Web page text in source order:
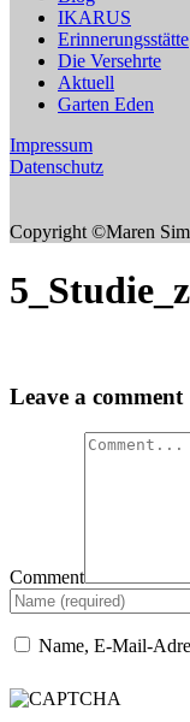
IKARUS
Erinnerungsstätte
Die Versehrte
Aktuell
Garten Eden
Impressum
Datenschutz
Copyright ©Maren
Leave a comment
Comment
Name, E-Mail-